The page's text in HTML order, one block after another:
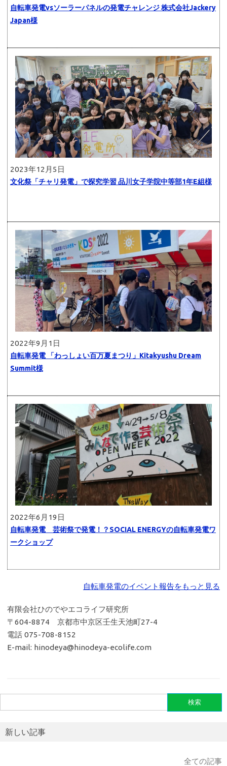
自転車発電vsソーラーパネルの発電チャレンジ 株式会社Jackery
Japan様
2023年12月5日
文化祭「チャリ発電」で探究学習 品川女子学院中等部1年E組様
2022年9月1日
自転車発電 「わっしょい百万夏まつり」Kitakyushu Dream
Summit様
2022年6月19日
自転車発電 芸術祭で発電！？SOCIAL ENERGYの自転車発電ワ
ークショップ
自転車発電のイベント報告をもっと見る
有限会社ひのでやエコライフ研究所
〒604-8874 京都市中京区壬生天池町27-4
電話 075-708-8152
E-mail: hinodeya@hinodeya-ecolife.com
索:
新しい記事
全ての記事